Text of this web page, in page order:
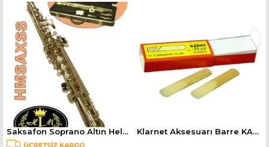
Saksafon Soprano Altın Helena Mia HMSAXSS Klarnet Aksesuarı Barre KAMIŞ BMEC1